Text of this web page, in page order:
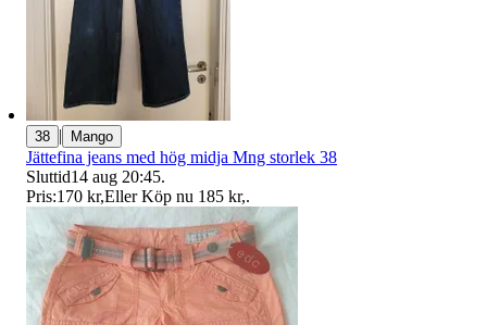
38 | Mango
Jättefina jeans med hög midja Mng storlek 38
Sluttid14 aug 20:45.
Pris:170 kr,Eller Köp nu 185 kr,.